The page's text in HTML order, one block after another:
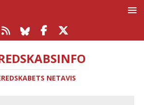
NETAVIS